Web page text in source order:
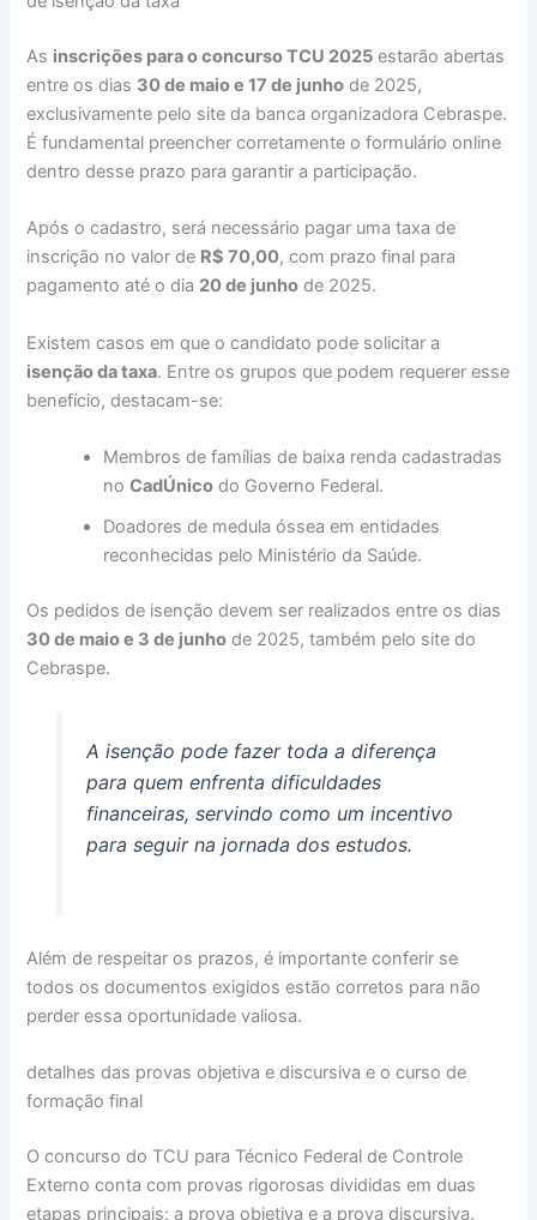
As inscrições para o concurso TCU 2025 estarão abertas
entre os dias 30 de maio e 17 de junho de 2025,
exclusivamente pelo site da banca organizadora Cebraspe.
É fundamental preencher corretamente o formulário online
dentro desse prazo para garantir a participação.
Após o cadastro, será necessário pagar uma taxa de
inscrição no valor de R$ 70,00, com prazo final para
pagamento até o dia 20 de junho de 2025.
Existem casos em que o candidato pode solicitar a
isenção da taxa. Entre os grupos que podem requerer esse
benefício, destacam-se:
Membros de famílias de baixa renda cadastradas
noCadÚnico do Governo Federal.
Doadores de medula óssea em entidades
reconhecidas pelo Ministério da Saúde.
Os pedidos de isenção devem ser realizados entre os dias
30 de maio e 3 de junho de 2025, também pelo site do
Cebraspe.
A isenção pode fazer toda a diferença
para quem enfrenta dificuldades
financeiras, servindo como um incentivo
para seguir na jornada dos estudos.
Além de respeitar os prazos, é importante conferir se
todos os documentos exigidos estão corretos para não
perder essa oportunidade valiosa.
detalhes das provas objetiva e discursiva e o curso de
formação final
O concurso do TCU para Técnico Federal de Controle
Externo conta com provas rigorosas divididas em duas
etapas principais: a prova objetiva e a prova discursiva.